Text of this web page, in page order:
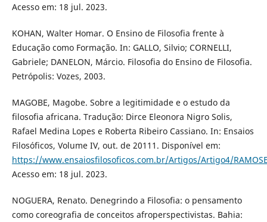
Acesso em: 18 jul. 2023.
KOHAN, Walter Homar. O Ensino de Filosofia frente à
Educação como Formação. In: GALLO, Silvio; CORNELLI,
Gabriele; DANELON, Márcio. Filosofia do Ensino de Filosofia.
Petrópolis: Vozes, 2003.
MAGOBE, Magobe. Sobre a legitimidade e o estudo da
filosofia africana. Tradução: Dirce Eleonora Nigro Solis,
Rafael Medina Lopes e Roberta Ribeiro Cassiano. In: Ensaios
Filosóficos, Volume IV, out. de 20111. Disponível em:
https://www.ensaiosfilosoficos.com.br/Artigos/Artigo4/
Acesso em: 18 jul. 2023.
NOGUERA, Renato. Denegrindo a Filosofia: o pensamento
como coreografia de conceitos afroperspectivistas. Bahia: